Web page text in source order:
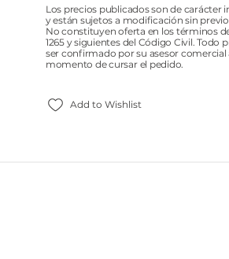
Add to Wishlist
Los precios publicados son de carácter
y están sujetos a modificación sin
No constituyen oferta en los términos
1265 y siguientes del Código Civil. Todo
ser confirmado por su asesor comercial
momento de cursar el pedido.